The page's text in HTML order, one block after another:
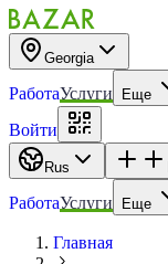
Georgia
РаботаУслуги Еще
Войти
Rus
РаботаУслуги Еще
Главная